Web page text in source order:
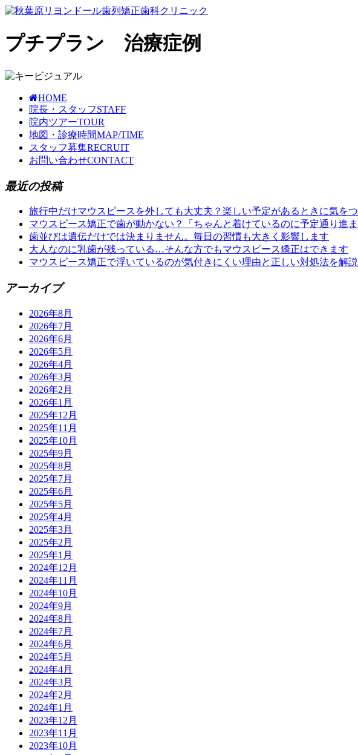
プチプラン 治療症例
HOME
院長・スタッフSTAFF
院内ツアーTOUR
地図・診療時間MAP/TIME
スタッフ募集RECRUIT
お問い合わせCONTACT
最近の投稿
旅行中だけマウスピースを外しても大丈夫？楽しい予定があるときに気を
マウスピース矯正で歯が動かない？「ちゃんと着けているのに予定通り進
歯並びは遺伝だけでは決まりません。毎日の習慣も大きく影響します
大人なのに乳歯が残っている…そんな方でもマウスピース矯正はできます
マウスピース矯正で浮いているのが気付きにくい理由と正しい対処法を解説
アーカイブ
2026年8月
2026年7月
2026年6月
2026年5月
2026年4月
2026年3月
2026年2月
2026年1月
2025年12月
2025年11月
2025年10月
2025年9月
2025年8月
2025年7月
2025年6月
2025年5月
2025年4月
2025年3月
2025年2月
2025年1月
2024年12月
2024年11月
2024年10月
2024年9月
2024年8月
2024年7月
2024年6月
2024年5月
2024年4月
2024年3月
2024年2月
2024年1月
2023年12月
2023年11月
2023年10月